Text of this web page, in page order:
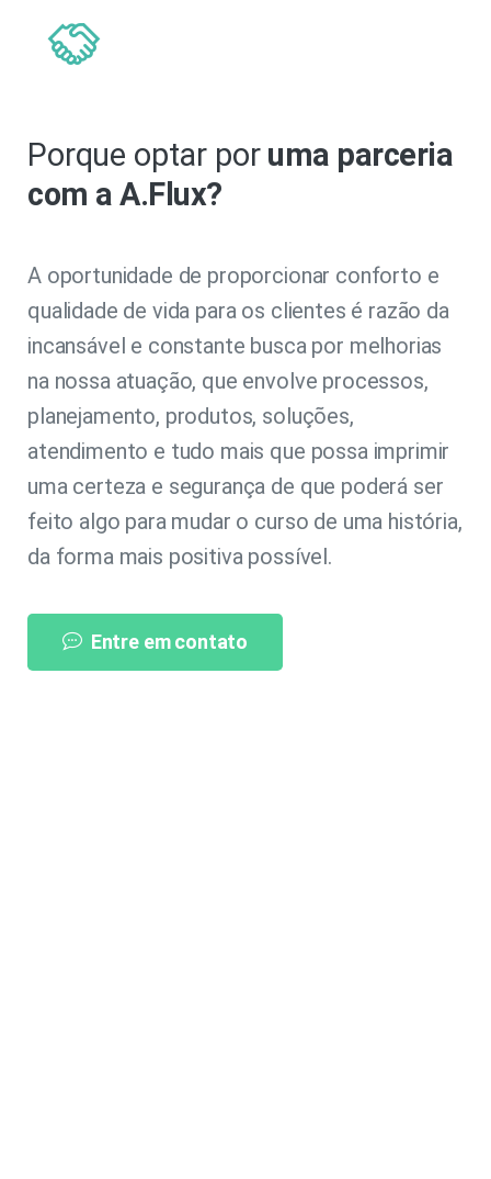
Porque optar por uma parceria
com a A.Flux?
A oportunidade de proporcionar conforto e
qualidade de vida para os clientes é razão da
incansável e constante busca por melhorias
na nossa atuação, que envolve processos,
planejamento, produtos, soluções,
atendimento e tudo mais que possa imprimir
uma certeza e segurança de que poderá ser
feito algo para mudar o curso de uma história,
da forma mais positiva possível.
Entre em contato